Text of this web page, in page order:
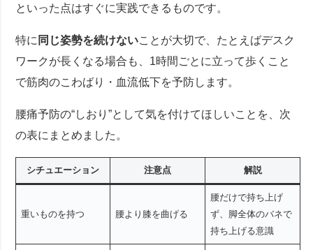
といった点はすぐに実践できるものです。
特に 同じ姿勢を続けないことが大切で、たとえばデスク
ワークが長くなる場合も、1時間ごとに立って歩くこと
で筋肉のこわばり・血流低下を予防します。
腰痛予防の“しおり”として気を付けてほしいことを、次
の表にまとめました。
シチュエーション 注意点 解説
重いものを持つ 腰より膝を曲げる
腰だけで持ち上げ
ず、脚全体のバネで
持ち上げる意識